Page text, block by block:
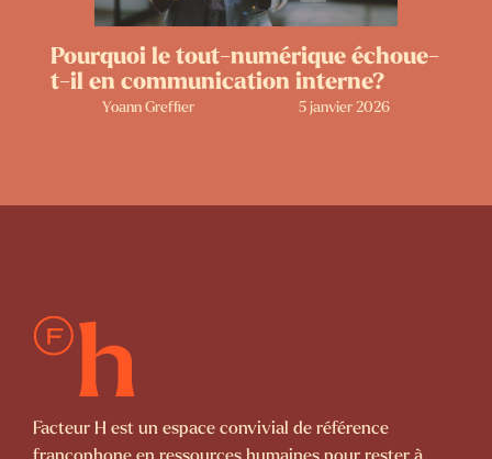
Pourquoi le tout-numérique échoue-
t-il en communication interne?
Yoann Greffier 5 janvier 2026
Facteur H est un espace convivial de référence